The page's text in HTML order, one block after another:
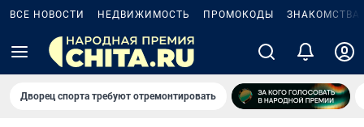
ВСЕ НОВОСТИ НЕДВИЖИМОСТЬ ПРОМОКОДЫ ЗНАКОМСТВА
Дворец спорта требуют отремонтировать